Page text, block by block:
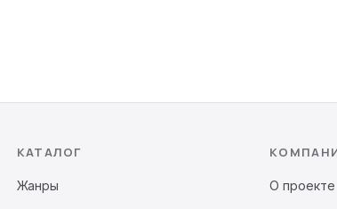
КАТАЛОГ
Жанры
О проекте